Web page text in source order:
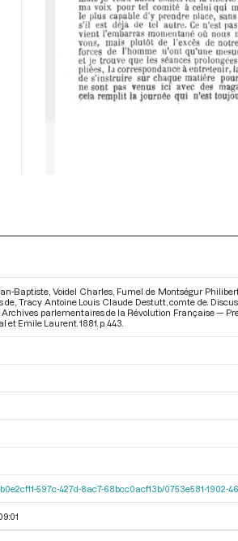
Baptiste, Voidel Charles, Fumel de Montségur
de, Tracy Antoine Louis Claude Destutt, comte de.
Archives parlementaires de la Révolution Française —
et Emile Laurent. 1881. p. 443.
b0e2cf11-597c-427d-8ac7-68bcc0acf13b/0753e581-